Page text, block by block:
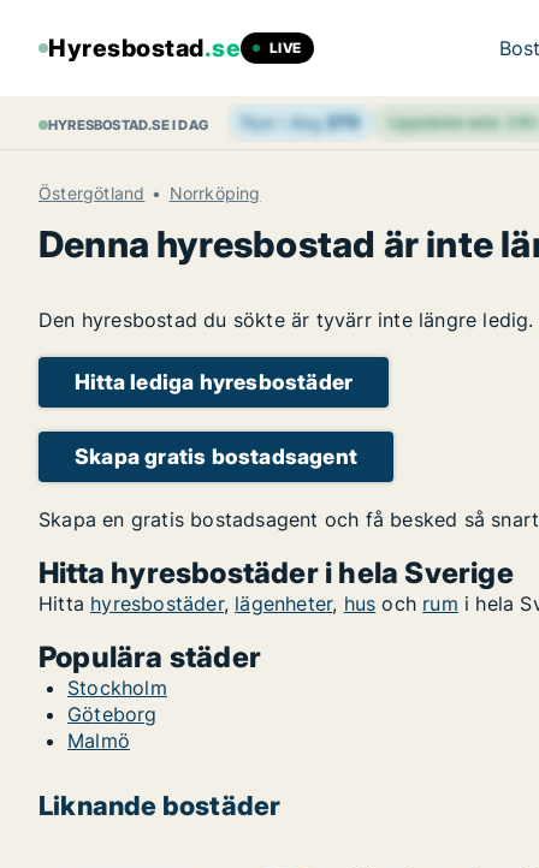
Hyresbostad.se LIVE
HYRESBOSTAD.SE I DAG Nya i dag270 Uppdaterade 24h
Östergötland Norrköping
Denna hyresbostad är inte
Den hyresbostad du sökte är tyvärr inte längre
Hitta lediga hyresbostäder
Skapa gratis bostadsagent
Skapa en gratis bostadsagent och få besked så
Hitta hyresbostäder i hela Sverige
Hitta hyresbostäder, lägenheter, hus och rum i hela
Populära städer
Stockholm
Göteborg
Malmö
Liknande bostäder